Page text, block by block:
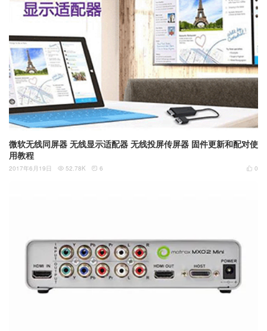
微软无线同屏器 无线显示适配器 无线投屏传屏器 固件更新和配对使
用教程
 0
2017年6月19日  52.78K  6